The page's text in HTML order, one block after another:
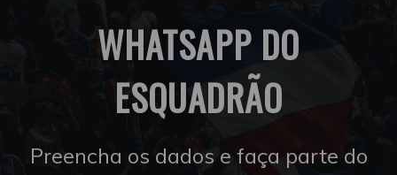
WHATSAPP DO
ESQUADRÃO
Preencha os dados e faça parte do